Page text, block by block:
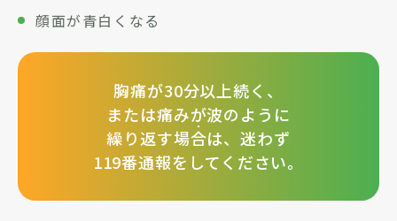
顔面が青白くなる
胸痛が30分以上続く、
または痛みが波のように
繰り返す場合は、迷わず
119番通報をしてください。